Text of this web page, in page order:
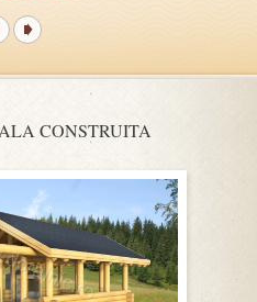
CONSTRUITA